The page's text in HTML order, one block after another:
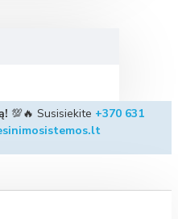
💯🔥 Susisiekite +370 631